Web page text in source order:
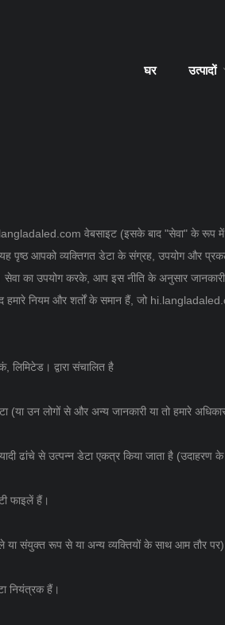
घर उत्पादों
वेबसाइट (इसके बाद "सेवा" के रूप में
आपको व्यक्तिगत डेटा के संग्रह, उपयोग और
का उपयोग करके, आप इस नीति के अनुसार
हमारे नियम और शर्तों के समान हैं, जो
द्वारा संचालित है
(या उन लोगों से और अन्य जानकारी या तो हमारे
ढांचे से उत्पन्न डेटा एकत्र किया जाता है (उदाहरण के
फाइलें हैं।
संयुक्त रूप से या अन्य व्यक्तियों के साथ आम तौर पर)
नियंत्रक हैं।